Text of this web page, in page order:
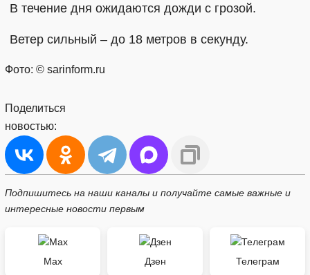
В течение дня ожидаются дожди с грозой.
Ветер сильный – до 18 метров в секунду.
Фото: © sarinform.ru
Поделиться
новостью:
Подпишитесь на наши каналы и получайте самые важные и
интересные новости первым
Max Дзен Телеграм